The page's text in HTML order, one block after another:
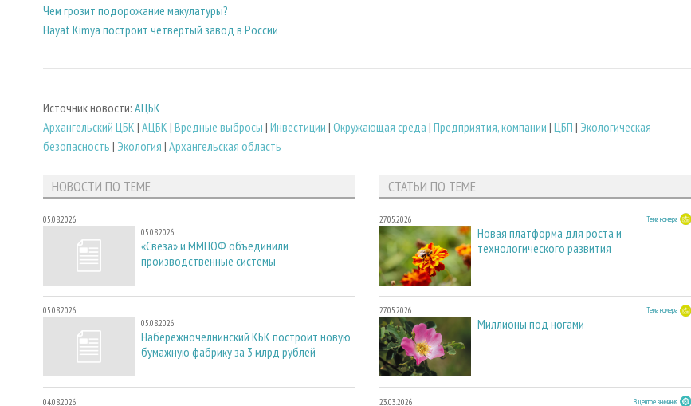
Чем грозит подорожание макулатуры?
Hayat Kimya построит четвертый завод в России
Источник новости: АЦБК
Архангельский ЦБК | АЦБК | Вредные выбросы | Инвестиции | Окружающая среда | Предприятия, компании | ЦБП | Экологическая
безопасность | Экология | Архангельская область
НОВОСТИ ПО ТЕМЕ
05.08.2026
05.08.2026
«Свеза» и ММПОФ объединили
производственные системы
05.08.2026
05.08.2026
Набережночелнинский КБК построит новую
бумажную фабрику за 3 млрд рублей
04.08.2026
СТАТЬИ ПО ТЕМЕ
27.05.2026 Тема номера
Новая платформа для роста и
технологического развития
27.05.2026 Тема номера
Миллионы под ногами
23.03.2026 В центре внимания